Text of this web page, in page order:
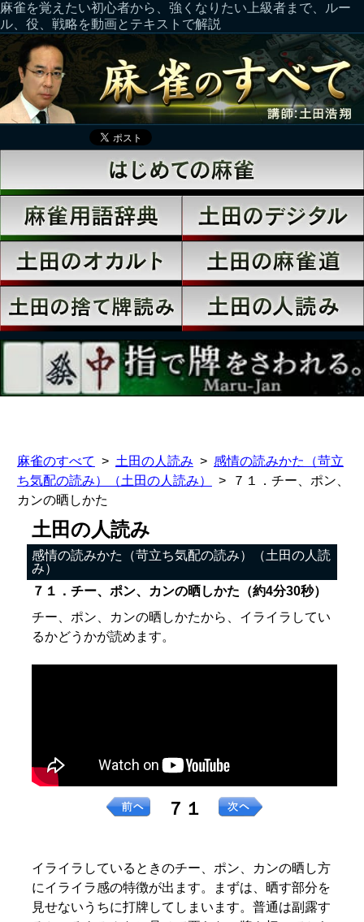
麻雀を覚えたい初心者から、強くなりたい上級者まで、ルー
ル、役、戦略を動画とテキストで解説
麻雀のすべて 土田の人読み
感情の読みかた（苛立
ち気配の読み）（土田の人読み）
７１．チー、ポン、
カンの晒しかた
土田の人読み
感情の読みかた（苛立ち気配の読み）（土田の人読
み）
７１．チー、ポン、カンの晒しかた（約4分30秒）
チー、ポン、カンの晒しかたから、イライラしてい
るかどうかが読めます。
７１
イライラしているときのチー、ポン、カンの晒し方
にイライラ感の特徴が出ます。まずは、晒す部分を
見せないうちに打牌してしまいます。普通は副露す